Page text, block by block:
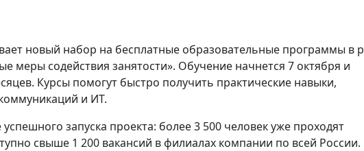
новый набор на бесплатные образовательные программы в
меры содействия занятости». Обучение начнется 7 октября и
Курсы помогут быстро получить практические навыки,
и ИТ.
запуска проекта: более 3 500 человек уже проходят
свыше 1 200 вакансий в филиалах компании по всей России.